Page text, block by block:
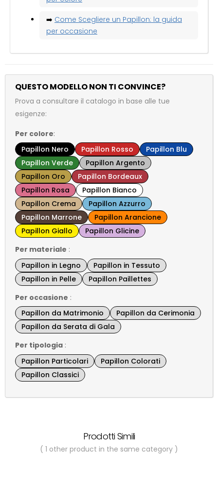
➡️ Come Scegliere un Papillon: la guida
per occasione
QUESTO MODELLO NON TI CONVINCE?
Prova a consultare il catalogo in base alle tue
esigenze:
Per colore:
Papillon Nero
Papillon Rosso
Papillon Blu
Papillon Verde
Papillon Argento
Papillon Oro
Papillon Bordeaux
Papillon Rosa
Papillon Bianco
Papillon Crema
Papillon Azzurro
Papillon Marrone
Papillon Arancione
Papillon Giallo
Papillon Glicine
Per materiale :
Papillon in Legno
Papillon in Tessuto
Papillon in Pelle
Papillon Paillettes
Per occasione :
Papillon da Matrimonio
Papillon da Cerimonia
Papillon da Serata di Gala
Per tipologia :
Papillon Particolari
Papillon Colorati
Papillon Classici
Prodotti Simili
( 1 other product in the same category )